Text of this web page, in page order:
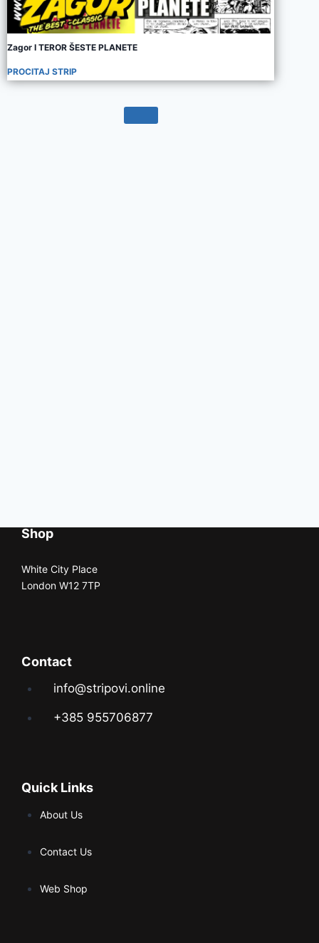
Zagor I TEROR ŠESTE PLANETE
PROCITAJ STRIP
Shop
White City Place
London W12 7TP
Contact
info@stripovi.online
+385 955706877
Quick Links
About Us
Contact Us
Web Shop